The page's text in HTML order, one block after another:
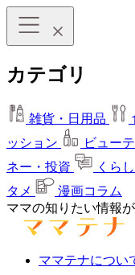
カテゴリ
雑貨・日用品
ッション
ビュー
ネー・投資
くら
タメ
漫画コラム
ママの知りたい情報
ママテナについ